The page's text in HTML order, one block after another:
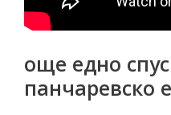
още едно
панчаревско